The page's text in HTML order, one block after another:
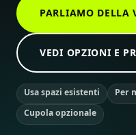
PARLIAMO DELLA
VEDI OPZIONI E
Usa spazi esistenti
Per
Cupola opzionale